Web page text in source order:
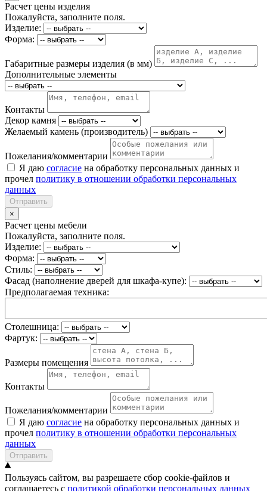
Расчет цены изделия
Пожалуйста, заполните поля.
Изделие:
Форма:
Габаритные размеры изделия (в мм)
Дополнительные элементы
Контакты
Декор камня
Желаемый камень (производитель)
Пожелания/комментарии
Я даю согласие на обработку персональных данных и
прочел политику в отношении обработки персональных
данных
Отправить
×
Расчет цены мебели
Пожалуйста, заполните поля.
Изделие:
Форма:
Стиль:
Фасад (наполнение дверей для шкафа-купе):
Предполагаемая техника:
Столешница:
Фартук:
Размеры помещения
Контакты
Пожелания/комментарии
Я даю согласие на обработку персональных данных и
прочел политику в отношении обработки персональных
данных
Отправить
Пользуясь сайтом, вы разрешаете сбор cookie-файлов и
соглашаетесь с политикой обработки персональных данных